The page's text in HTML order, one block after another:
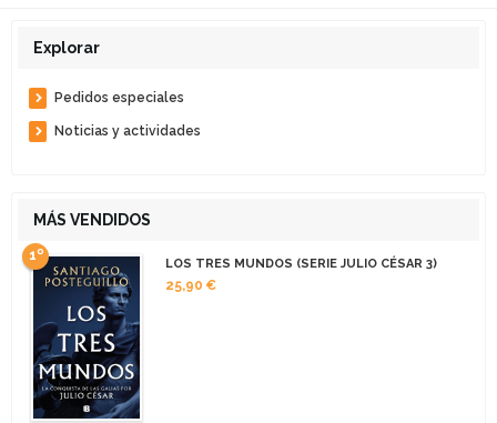
Explorar
Pedidos especiales
Noticias y actividades
MÁS VENDIDOS
LOS TRES MUNDOS (SERIE JULIO CÉSAR 3)
25,90 €
1º